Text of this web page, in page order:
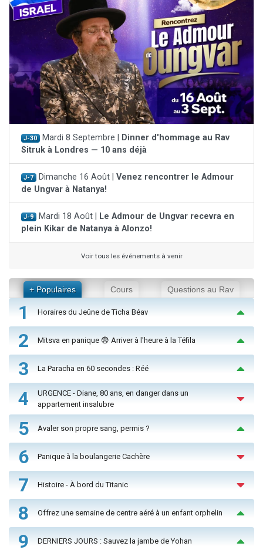
J-30 Mardi 8 Septembre |
Dinner d'hommage au Rav
Sitruk à Londres — 10 ans déjà
J-7 Dimanche 16 Août | Venez rencontrer le Admour
de Ungvar à Natanya!
J-9 Mardi 18 Août |
Le Admour de Ungvar recevra en
plein Kikar de Natanya à Alonzo!
Voir tous les événements à venir
+ Populaires Cours Questions au Rav
1 Horaires du Jeûne de Ticha Béav
2 Mitsva en panique 😨 Arriver à l'heure à la Téfila
3 La Paracha en 60 secondes : Réé
4
URGENCE - Diane, 80 ans, en danger dans un
appartement insalubre
5 Avaler son propre sang, permis ?
6 Panique à la boulangerie Cachère
7 Histoire - À bord du Titanic
8 Offrez une semaine de centre aéré à un enfant orphelin
9 DERNIERS JOURS : Sauvez la jambe de Yohan